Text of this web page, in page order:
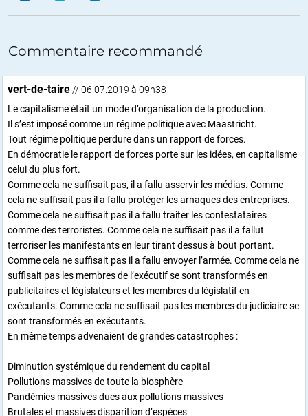
Commentaire recommandé
vert-de-taire // 06.07.2019 à 09h38
Le capitalisme était un mode d’organisation de la production.
Il s’est imposé comme un régime politique avec Maastricht.
Tout régime politique perdure dans un rapport de forces.
En démocratie le rapport de forces porte sur les idées, en capitalisme
celui du plus fort.
Comme cela ne suffisait pas, il a fallu asservir les médias. Comme
cela ne suffisait pas il a fallu protéger les arnaques des entreprises.
Comme cela ne suffisait pas il a fallu traiter les contestataires
comme des terroristes. Comme cela ne suffisait pas il a fallut
terroriser les manifestants en leur tirant dessus à bout portant.
Comme cela ne suffisait pas il a fallu envoyer l’armée. Comme cela ne
suffisait pas les membres de l’exécutif se sont transformés en
publicitaires et législateurs et les membres du législatif en
exécutants. Comme cela ne suffisait pas les membres du judiciaire se
sont transformés en exécutants.
En même temps advenaient de grandes catastrophes :
Diminution systémique du rendement du capital
Pollutions massives de toute la biosphère
Pandémies massives dues aux pollutions massives
Brutales et massives disparition d’espèces